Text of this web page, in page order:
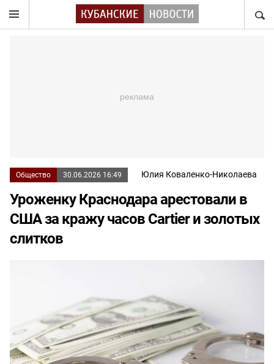
Общество 30.06.2026 16:49 Юлия Коваленко-Николаева
Уроженку Краснодара арестовали в
США за кражу часов Cartier и золотых
слитков